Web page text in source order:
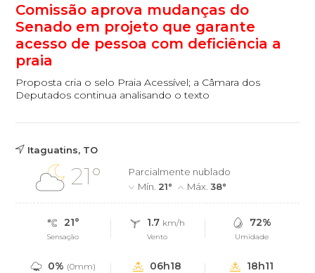
Comissão aprova mudanças do
Senado em projeto que garante
acesso de pessoa com deficiência a
praia
Proposta cria o selo Praia Acessível; a Câmara dos
Deputados continua analisando o texto
Itaguatins, TO
21°
Parcialmente nublado
Mín. 21° Máx.38°
21°
Sensação
1.7 km/h
Vento
72%
Umidade
0% (0mm) 06h18 18h11